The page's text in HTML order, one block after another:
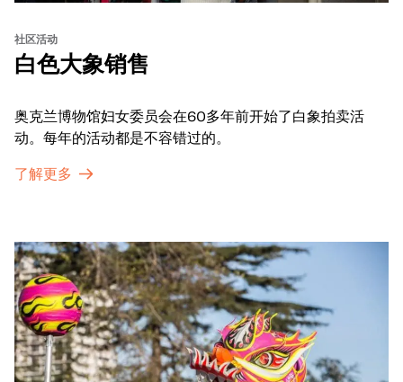
社区活动
白色大象销售
奥克兰博物馆妇女委员会在60多年前开始了白象拍卖活
动。每年的活动都是不容错过的。
了解更多